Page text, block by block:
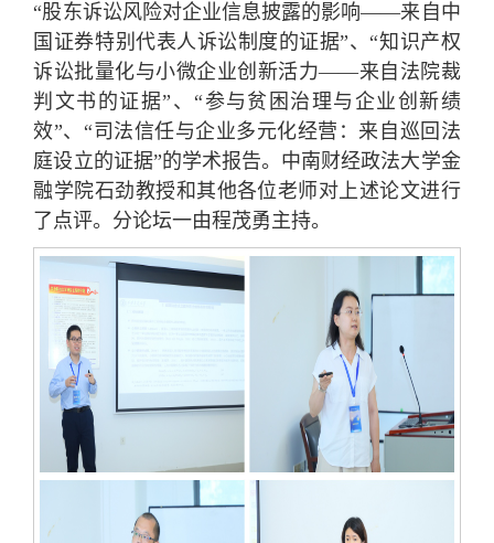
“股东诉讼风险对企业信息披露的影响——来自中
国证券特别代表人诉讼制度的证据”、“知识产权
诉讼批量化与小微企业创新活力——来自法院裁
判文书的证据”、“参与贫困治理与企业创新绩
效”、“司法信任与企业多元化经营：来自巡回法
庭设立的证据”的学术报告。中南财经政法大学金
融学院石劲教授和其他各位老师对上述论文进行
了点评。分论坛一由程茂勇主持。